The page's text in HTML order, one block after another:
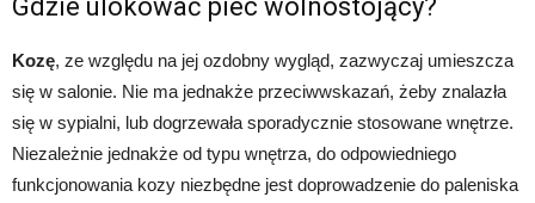
Gdzie ulokować piec wolnostojący?
Kozę, ze względu na jej ozdobny wygląd, zazwyczaj umieszcza
się w salonie. Nie ma jednakże przeciwwskazań, żeby znalazła
się w sypialni, lub dogrzewała sporadycznie stosowane wnętrze.
Niezależnie jednakże od typu wnętrza, do odpowiedniego
funkcjonowania kozy niezbędne jest doprowadzenie do paleniska